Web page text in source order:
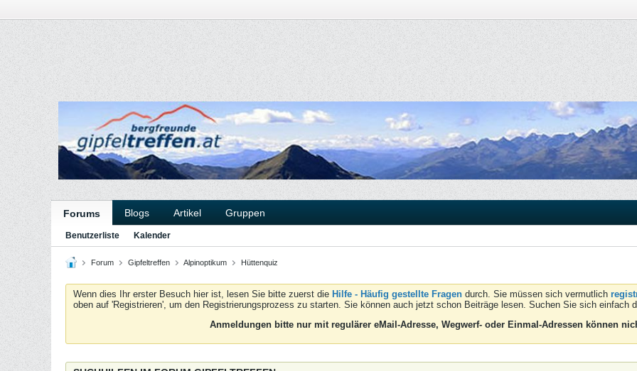
Forums Blogs Artikel Gruppen
Benutzerliste Kalender
Forum Gipfeltreffen Alpinoptikum Hüttenquiz
Wenn dies Ihr erster Besuch hier ist, lesen Sie bitte zuerst die Hilfe - Häufig gestellte Fragen durch. Sie müssen sich vermutlich
oben auf 'Registrieren', um den Registrierungsprozess zu starten. Sie können auch jetzt schon Beiträge lesen. Suchen Sie sich einfach
Anmeldungen bitte nur mit regulärer eMail-Adresse, Wegwerf- oder Einmal-Adressen können